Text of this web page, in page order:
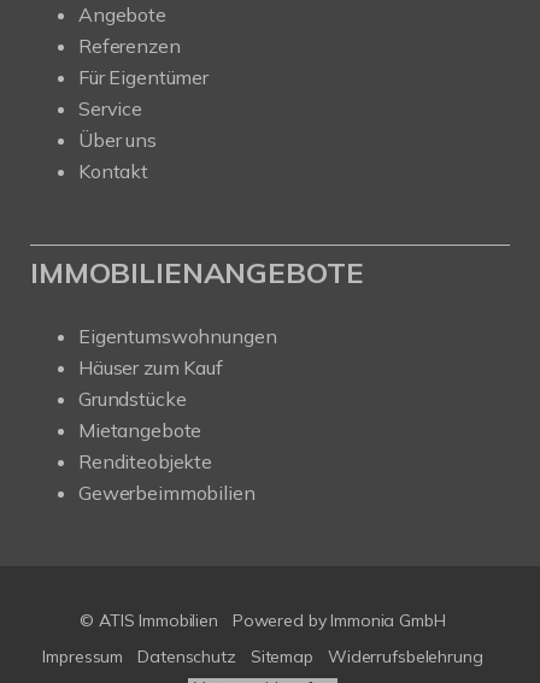
Angebote
Referenzen
Für Eigentümer
Service
Über uns
Kontakt
IMMOBILIENANGEBOTE
Eigentumswohnungen
Häuser zum Kauf
Grundstücke
Mietangebote
Renditeobjekte
Gewerbeimmobilien
© ATIS Immobilien Powered by Immonia GmbH
Impressum
Datenschutz Sitemap Widerrufsbelehrung